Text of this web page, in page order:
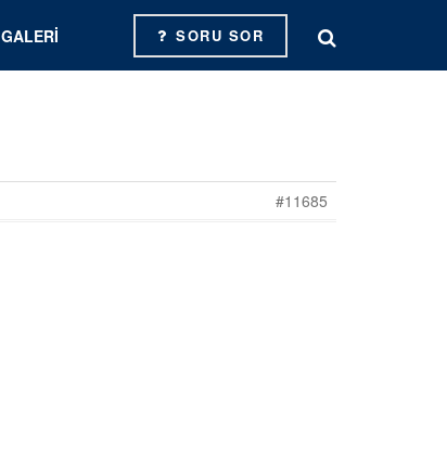
GALERI SORU SOR
#11685